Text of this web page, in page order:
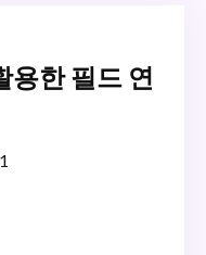
용한 필드 연